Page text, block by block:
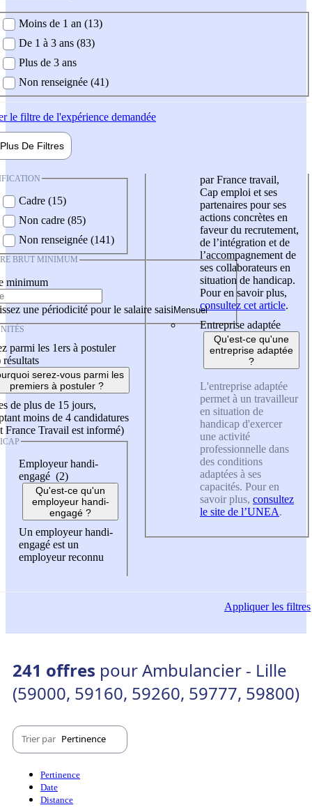
demandée
Moins de 1 an (13)
De 1 à 3 ans (83)
Plus de 3 ans
Non renseignée (41)
le filtre de l'expérience demandée
Plus De Filtres
Cadre (15)
Non cadre (85)
Non renseignée (141)
BRUT MINIMUM
minimum
une périodicité pour le salaire saisi
parmi les 1ers à postuler
résultats
serez-vous parmi les
premiers à postuler ?
de plus de 15 jours,
moins de 4 candidatures
France Travail est informé)
Employeur handi-
engagé (2)
Qu'est-ce qu'un
employeur handi-
engagé ?
Un employeur handi-
engagé est un
employeur reconnu
par France travail,
Cap emploi et ses
partenaires pour ses
actions concrètes en
faveur du recrutement,
de l’intégration et de
l’accompagnement de
ses collaborateurs en
situation de handicap.
Pour en savoir plus,
consultez cet article.
Entreprise adaptée
Qu'est-ce qu'une
entreprise adaptée
?
L'entreprise adaptée
permet à un travailleur
en situation de
handicap d'exercer
une activité
professionnelle dans
des conditions
adaptées à ses
capacités. Pour en
savoir plus, consultez
le site de l’UNEA.
Appliquerles filtres
241 offres pour Ambulancier - Lille
(59000, 59160, 59260, 59777, 59800)
Trier par Pertinence
Pertinence
Date
Distance